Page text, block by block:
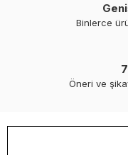
Binlerce
Öneri ve